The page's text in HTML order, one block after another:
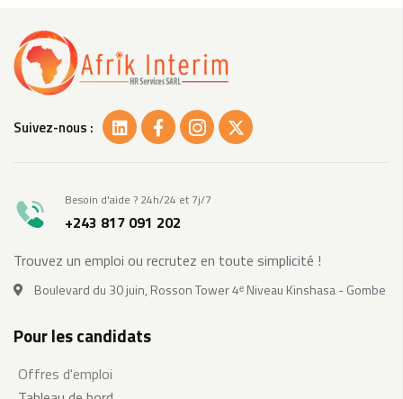
Suivez-nous :
Besoin d'aide ? 24h/24 et 7j/7
+243 817 091 202
Trouvez un emploi ou recrutez en toute simplicité !
Boulevard du 30 juin, Rosson Tower 4ᵉ Niveau Kinshasa - Gombe
Pour les candidats
Offres d'emploi